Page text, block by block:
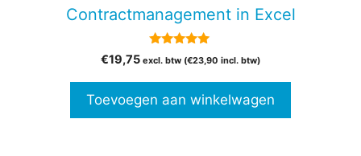
Contractmanagement in Excel
5.00
van 5
€19,75 excl. btw (€23,90 incl. btw)
Toevoegen aan winkelwagen